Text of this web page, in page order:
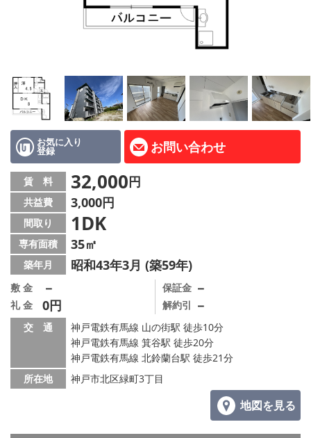
ペット飼育可能
地域から探す
地図から探す
店舗情報·アクセス
会社概要
メールでお問い合わせ
お気に入り
登録 お問い合わせ
賃 料 32,000円
共益費 3,000円
間取り 1DK
専有面積 35㎡
築年月 昭和43年3月 (築59年)
敷 金 －
礼 金 0円
保証金 －
解約引 －
交 通
神戸電鉄有馬線 山の街駅 徒歩10分
神戸電鉄有馬線 箕谷駅 徒歩20分
神戸電鉄有馬線 北鈴蘭台駅 徒歩21分
所在地
神戸市北区緑町3丁目
地図を見る